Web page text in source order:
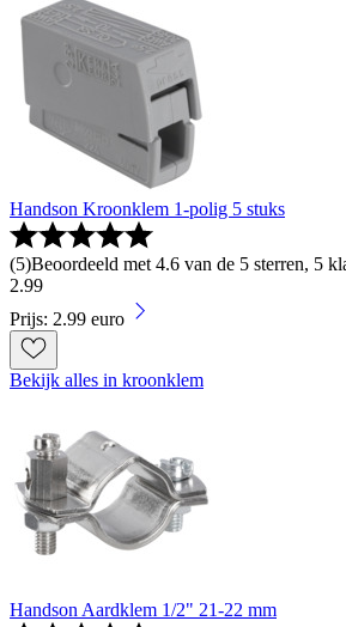
Handson Kroonklem 1-polig 5 stuks
(5)Beoordeeld met 4.6 van de 5 sterren, 5
2.99
Prijs: 2.99 euro
Bekijk alles in kroonklem
Handson Aardklem 1/2" 21-22 mm